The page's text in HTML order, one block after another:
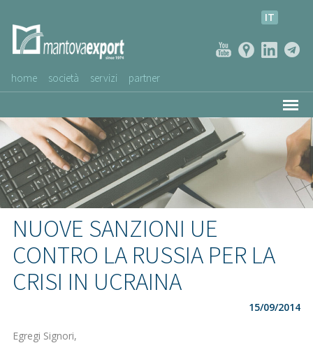
IT
home società servizi partner
AZIENDE CLIENTI
NEWS
VIDEO
SERVIZIO CLIENTI
NUOVE SANZIONI UE
CONTRO LA RUSSIA PER LA
CRISI IN UCRAINA
15/09/2014
Egregi Signori,